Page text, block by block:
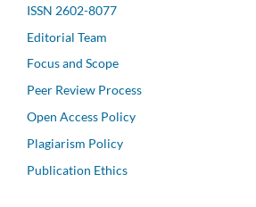
ISSN 2602-8077
Editorial Team
Focus and Scope
Peer Review Process
Open Access Policy
Plagiarism Policy
Publication Ethics